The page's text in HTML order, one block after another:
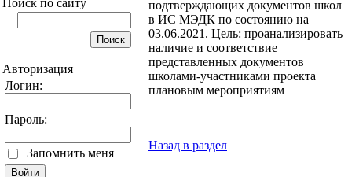
Авторизация
Логин:
Пароль:
Запомнить меня
подтверждающих документов школ
в ИС МЭДК по состоянию на
03.06.2021. Цель: проанализировать
наличие и соответствие
представленных документов
школами-участниками проекта
плановым мероприятиям
Назад в раздел